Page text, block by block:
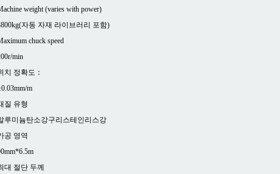
weight (varies with power)
자동 자재 라이브러리 포함)
chuck speed
min
치 정확도：
m
질 유형
루미늄탄소강구리 스테인리스강
공 영역
대 절단 두께